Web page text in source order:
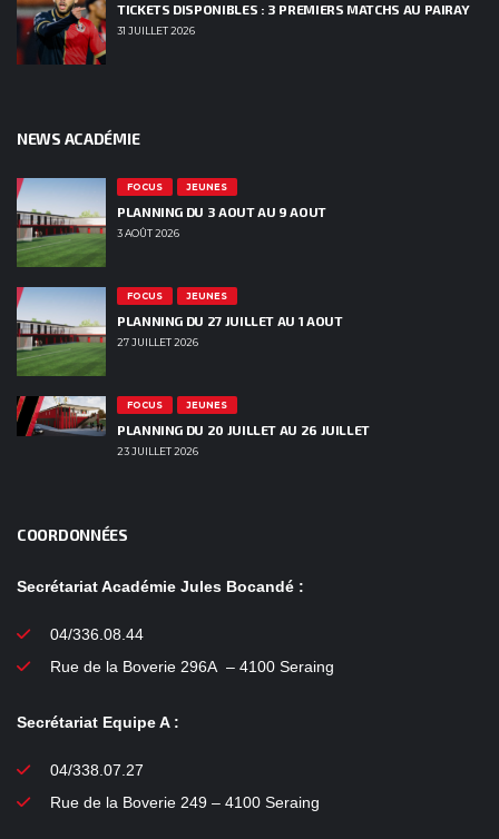
TICKETS DISPONIBLES : 3 PREMIERS MATCHS AU PAIRAY
31 JUILLET 2026
NEWS ACADÉMIE
FOCUS JEUNES
PLANNING DU 3 AOUT AU 9 AOUT
3 AOÛT 2026
FOCUS JEUNES
PLANNING DU 27 JUILLET AU 1 AOUT
27 JUILLET 2026
FOCUS JEUNES
PLANNING DU 20 JUILLET AU 26 JUILLET
23 JUILLET 2026
COORDONNÉES
Secrétariat Académie Jules Bocandé :
04/336.08.44
Rue de la Boverie 296A – 4100 Seraing
Secrétariat Equipe A :
04/338.07.27
Rue de la Boverie 249 – 4100 Seraing